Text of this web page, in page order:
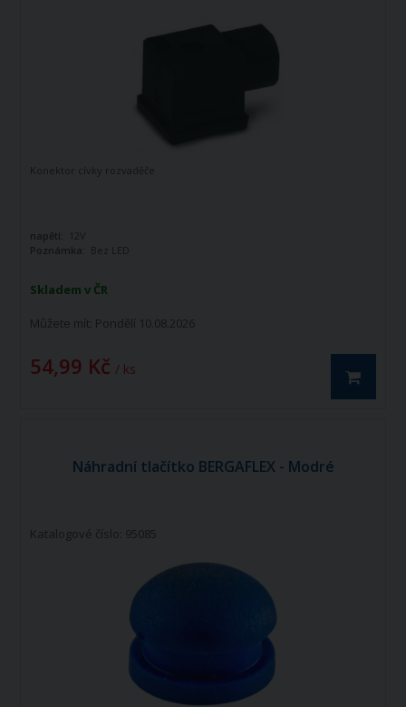
Skladem v ČR
Můžete mít: Pondělí 10.08.2026
54,99 Kč / ks
Konektor cívky rozvaděče
napětí:
12V
Poznámka: Bez LED
Náhradní tlačítko BERGAFLEX - Modré
Katalogové číslo: 95085